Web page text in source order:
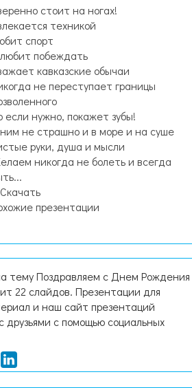
стоит на ногах!
техникой
спорт
побеждать
кавказские обычаи
не переступает границы
если нужно, покажет зубы!
не страшно и в море и на суше
руки, душа и мысли
никогда не болеть и всегда
Скачать
презентации
тему Поздравляем с Днем Рождения
22 слайдов. Презентации для
и наш сайт презентаций
с помощью социальных